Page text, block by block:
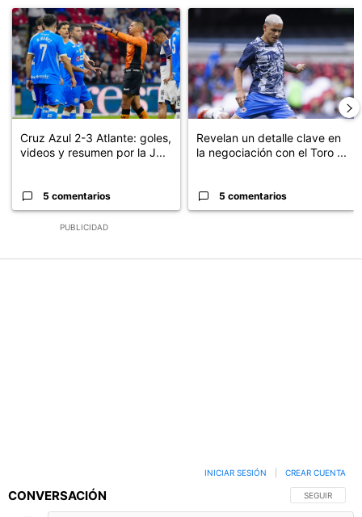
PUBLICIDAD
Un artículo de tendencia con el título "Cruz Azul 2-3 Atlante:
Cruz Azul 2-3 Atlante: goles,
videos y resumen por la J...
5 comentarios
Un artículo de tendencia con
Revelan un detalle clave en
la negociación con el Toro ...
5 comentarios
CONVERSACIÓN SIGA ESTA
SEGUIR
INICIAR SESIÓN CREAR CUENTA